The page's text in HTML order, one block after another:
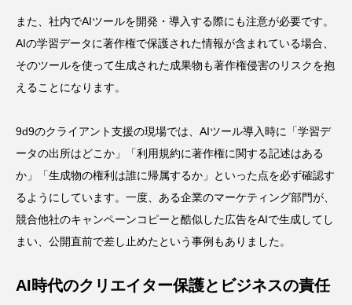
また、社内でAIツールを開発・導入する際にも注意が必要です。
AIの学習データに著作権で保護された情報が含まれている場合、
そのツールを使って生成された成果物も著作権侵害のリスクを抱
えることになります。
9d9のクライアント支援の現場では、AIツール導入時に「学習デ
ータの出所はどこか」「利用規約に著作権に関する記述はある
か」「生成物の権利は誰に帰属するか」といった点を必ず確認す
るようにしています。一度、ある企業のマーケティング部門が、
競合他社のキャンペーンコピーと酷似した広告をAIで生成してし
まい、公開直前で差し止めたという事例もありました。
AI時代のクリエイター保護とビジネスの責任